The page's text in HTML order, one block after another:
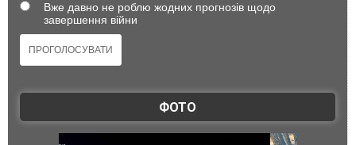
Вже давно не роблю жодних прогнозів щодо
завершення війни
ФОТО